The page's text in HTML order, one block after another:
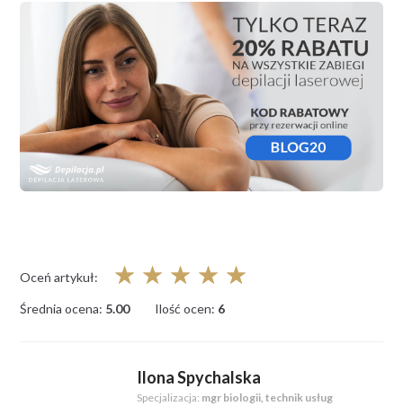
Oceń artykuł: ☆ ☆ ☆ ☆ ☆
Średnia ocena: 5.00 Ilość ocen: 6
Ilona Spychalska
Specjalizacja: mgr biologii, technik usług